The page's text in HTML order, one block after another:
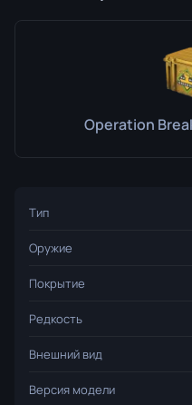
Operation
Тип
Оружие
Покрытие
Редкость
Внешний вид
Версия модели